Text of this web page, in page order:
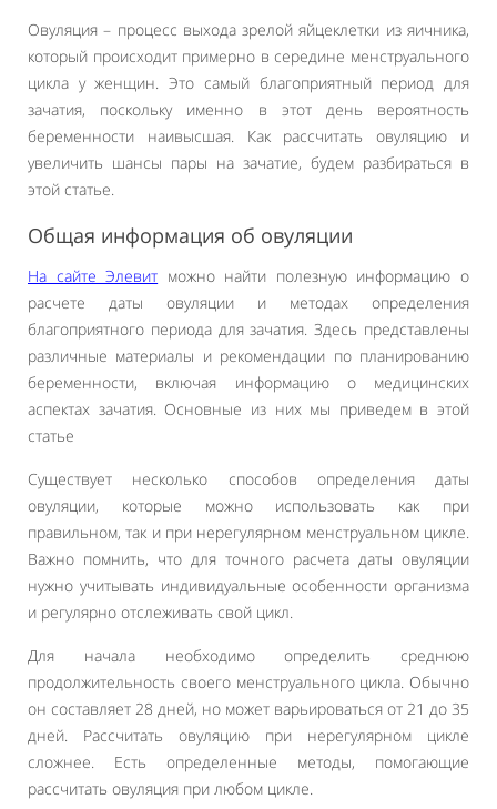
Овуляция – процесс выхода зрелой яйцеклетки из яичника,
который происходит примерно в середине менструального
цикла у женщин. Это самый благоприятный период для
зачатия, поскольку именно в этот день вероятность
беременности наивысшая. Как рассчитать овуляцию и
увеличить шансы пары на зачатие, будем разбираться в
этой статье.
Общая информация об овуляции
На сайте Элевит можно найти полезную информацию о
расчете даты овуляции и методах определения
благоприятного периода для зачатия. Здесь представлены
различные материалы и рекомендации по планированию
беременности, включая информацию о медицинских
аспектах зачатия. Основные из них мы приведем в этой
статье
Существует несколько способов определения даты
овуляции, которые можно использовать как при
правильном, так и при нерегулярном менструальном цикле.
Важно помнить, что для точного расчета даты овуляции
нужно учитывать индивидуальные особенности организма
и регулярно отслеживать свой цикл.
Для начала необходимо определить среднюю
продолжительность своего менструального цикла. Обычно
он составляет 28 дней, но может варьироваться от 21 до 35
дней. Рассчитать овуляцию при нерегулярном цикле
сложнее. Есть определенные методы, помогающие
рассчитать овуляция при любом цикле.